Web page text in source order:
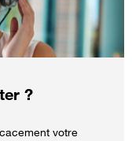
?
votre